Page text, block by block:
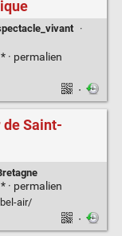
·
· permalien
·
de Saint-
· permalien
air/
·